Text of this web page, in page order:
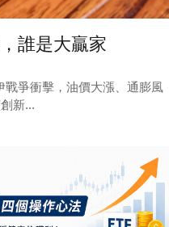
誰是大贏家
戰爭衝擊，油價大漲、通膨風
新...